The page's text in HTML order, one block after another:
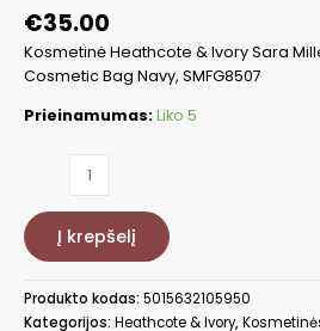
€35.00
Kosmetinė Heathcote & Ivory Sara
Cosmetic Bag Navy, SMFG8507
Prieinamumas:Liko 5
Kosmetinė
Sara
Miller
Bag,
Į krepšelį
Produkto kodas: 5015632105950
Kategorijos: Heathcote & Ivory,